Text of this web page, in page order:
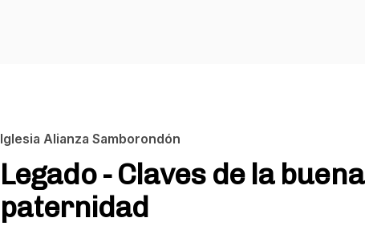
Iglesia Alianza Samborondón
Legado - Claves de la buena
paternidad